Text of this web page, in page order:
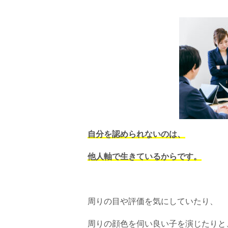
自分を認められないのは、
他人軸で生きているからです。
周りの目や評価を気にしていたり、
周りの顔色を伺い良い子を演じたりと